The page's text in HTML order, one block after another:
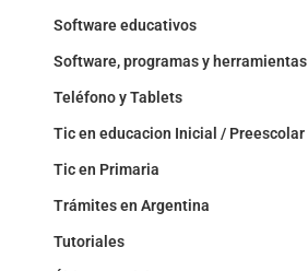
Software educativos
Software, programas y herramientas
Teléfono y Tablets
Tic en educacion Inicial / Preescolar
Tic en Primaria
Trámites en Argentina
Tutoriales